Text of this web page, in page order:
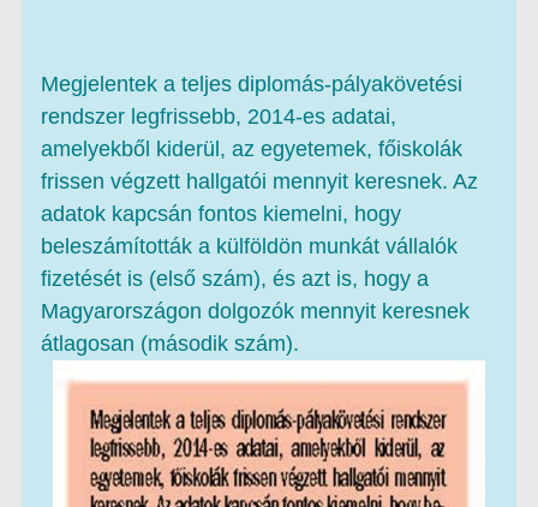
Megjelentek a teljes diplomás-pályakövetési
rendszer legfrissebb, 2014-es adatai,
amelyekből kiderül, az egyetemek, főiskolák
frissen végzett hallgatói mennyit keresnek. Az
adatok kapcsán fontos kiemelni, hogy
beleszámították a külföldön munkát vállalók
fizetését is (első szám), és azt is, hogy a
Magyarországon dolgozók mennyit keresnek
átlagosan (második szám).